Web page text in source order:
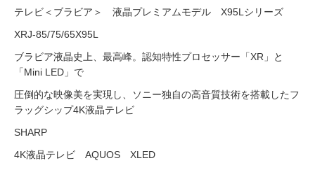
テレビ＜ブラビア＞ 液晶プレミアムモデル X95Lシリーズ
XRJ-85/75/65X95L
ブラビア液晶史上、最高峰。認知特性プロセッサー「XR」と
「Mini LED」で
圧倒的な映像美を実現し、ソニー独自の高音質技術を搭載したフ
ラッグシップ4K液晶テレビ
SHARP
4K液晶テレビ AQUOS XLED